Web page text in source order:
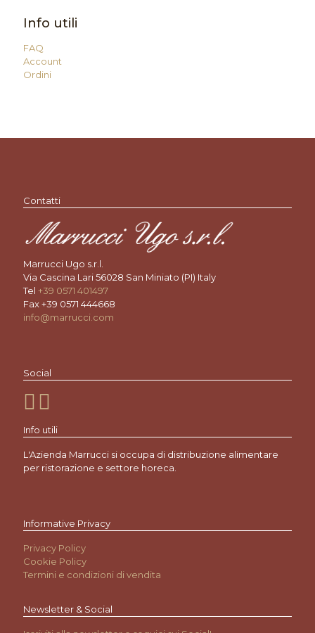
Info utili
FAQ
Account
Ordini
Contatti
Marrucci Ugo s.r.l.
Via Cascina Lari 56028 San Miniato (PI) Italy
Tel +39 0571 401497
Fax +39 0571 444668
info@marrucci.com
Social
Info utili
L'Azienda Marrucci si occupa di distribuzione alimentare
per ristorazione e settore horeca.
Informative Privacy
Privacy Policy
Cookie Policy
Termini e condizioni di vendita
Newsletter & Social